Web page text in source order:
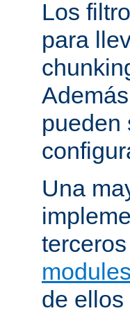
Los
para
pueden
Una
de ellos